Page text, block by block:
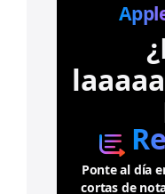
v
o
s
e
g
a
l
Ponte al día
cortas de